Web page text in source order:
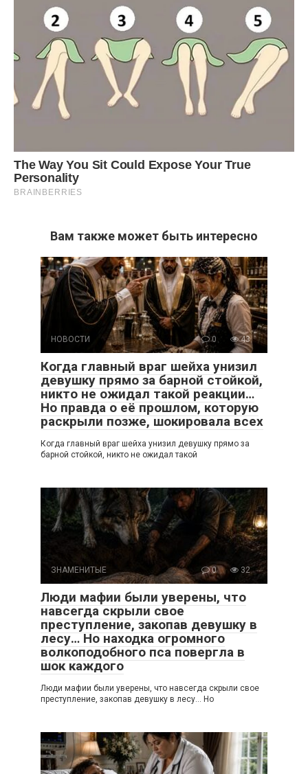
Вам также может быть интересно
НОВОСТИ 0 43
Когда главный враг шейха унизил
девушку прямо за барной стойкой,
никто не ожидал такой реакции…
Но правда о её прошлом, которую
раскрыли позже, шокировала всех
Когда главный враг шейха унизил девушку прямо за
барной стойкой, никто не ожидал такой
ЗНАМЕНИТЫЕ 0 32
Люди мафии были уверены, что
навсегда скрыли свое
преступление, закопав девушку в
лесу… Но находка огромного
волкоподобного пса повергла в
шок каждого
Люди мафии были уверены, что навсегда скрыли свое
преступление, закопав девушку в лесу… Но